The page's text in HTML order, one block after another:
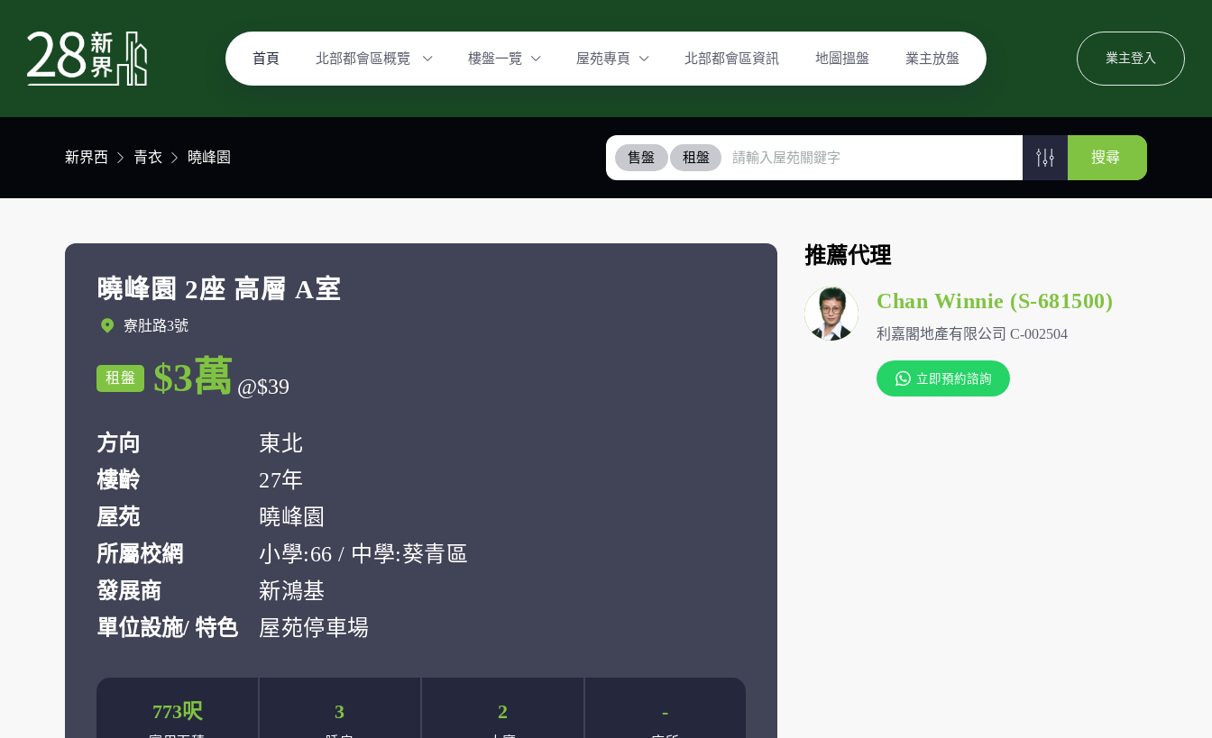
首頁 北部都會區概覽 樓盤一覽 屋苑專頁 北部都會區資訊 地圖搵盤 業主放盤 業主登入
新界西 青衣 曉峰園 售盤 租盤 搜尋
曉峰園 2座 高層 A室
寮肚路3號
租盤 $3萬 @$39
方向
東北
樓齡
27年
屋苑
曉峰園
所屬校網
小學:66 / 中學:葵青區
發展商
新鴻基
單位設施/ 特色
屋苑停車場
773呎 3 2 -
推薦代理
Chan Winnie (S-681500)
利嘉閣地產有限公司 C-002504
立即預約諮詢